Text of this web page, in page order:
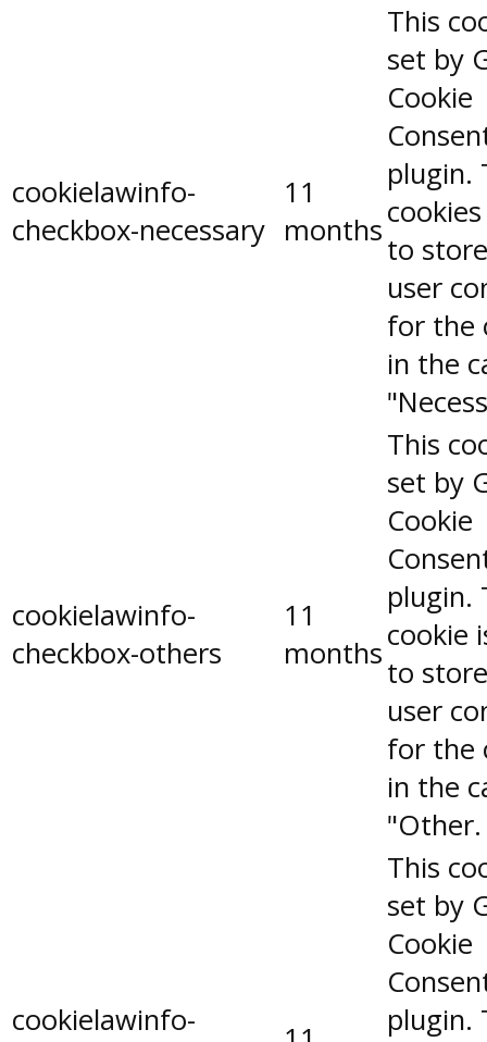
cookielawinfo-
checkbox-necessary
11
months
This
set by
Cookie
plugin.
to
user
for the
in the
cookielawinfo-
checkbox-others
11
months
This
set by
Cookie
plugin.
cookie
to
user
for the
in the
"Other.
cookielawinfo-
This
set by
Cookie
plugin.